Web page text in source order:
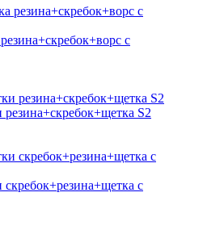
с
S2
с